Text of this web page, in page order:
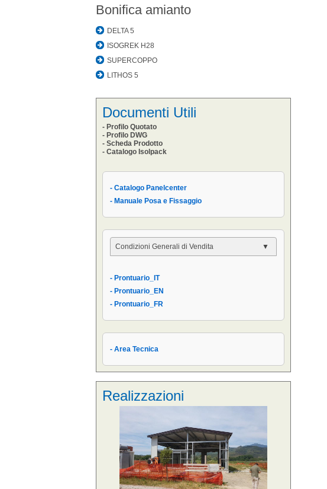
Bonifica amianto
DELTA 5
ISOGREK H28
SUPERCOPPO
LITHOS 5
Documenti Utili
- Profilo Quotato
- Profilo DWG
- Scheda Prodotto
- Catalogo Isolpack
- Catalogo Panelcenter
- Manuale Posa e Fissaggio
Condizioni Generali di Vendita
- Condizioni di Vendita AIPPEG
- Prontuario_IT
- Prontuario_IT
- Prontuario_EN
- Prontuario_FR
- Area Tecnica
Realizzazioni